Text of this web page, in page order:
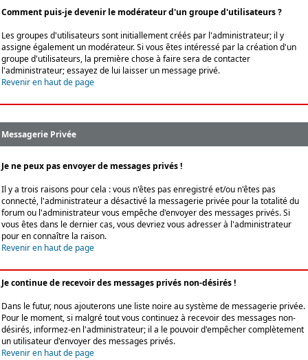
Comment puis-je devenir le modérateur d'un groupe d'utilisateurs ?
Les groupes d'utilisateurs sont initiallement créés par l'administrateur; il y
assigne également un modérateur. Si vous êtes intéressé par la création d'un
groupe d'utilisateurs, la première chose à faire sera de contacter
l'administrateur; essayez de lui laisser un message privé.
Revenir en haut de page
Messagerie Privée
Je ne peux pas envoyer de messages privés !
Il y a trois raisons pour cela : vous n'êtes pas enregistré et/ou n'êtes pas
connecté, l'administrateur a désactivé la messagerie privée pour la totalité du
forum ou l'administrateur vous empêche d'envoyer des messages privés. Si
vous êtes dans le dernier cas, vous devriez vous adresser à l'administrateur
pour en connaître la raison.
Revenir en haut de page
Je continue de recevoir des messages privés non-désirés !
Dans le futur, nous ajouterons une liste noire au système de messagerie privée.
Pour le moment, si malgré tout vous continuez à recevoir des messages non-
désirés, informez-en l'administrateur; il a le pouvoir d'empêcher complètement
un utilisateur d'envoyer des messages privés.
Revenir en haut de page